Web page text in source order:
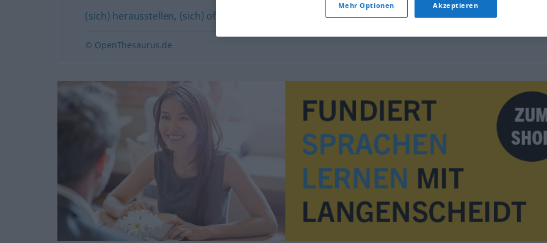
(sich) herausstellen, (sich) offenbaren ,(sich) herauskristallisieren,(sich) erweisen (als)
© OpenThesaurus.de
Mehr Optionen Akzeptieren